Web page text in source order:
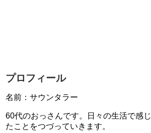
プロフィール
名前：サウンタラー
60代のおっさんです。日々の生活で感じ
たことをつづっていきます。